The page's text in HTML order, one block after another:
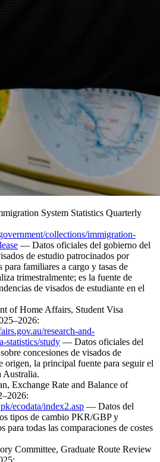
System Statistics Quarterly
collections/immigration-
— Datos oficiales del gobierno del
de estudio patrocinados por
para familiares a cargo y tasas de
trimestralmente; es la fuente de
de visados de estudiante en el
of Home Affairs, Student Visa
research-and-
statistics/study — Datos oficiales del
concesiones de visados de
origen, la principal fuente para seguir el
Australia.
Exchange Rate and Balance of
ecodata/index2.asp — Datos del
tipos de cambio PKR/GBP y
todas las comparaciones de costes
Committee, Graduate Route Review